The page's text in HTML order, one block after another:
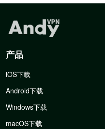
产品
iOS下载
Android下载
Windows下载
macOS下载